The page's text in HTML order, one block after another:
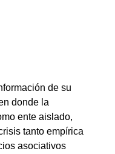
de su
donde la
ente aislado,
tanto empírica
asociativos